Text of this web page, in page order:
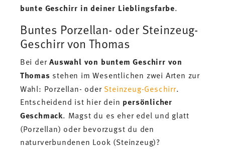
bunte Geschirr in deiner Lieblingsfarbe.
Buntes Porzellan- oder Steinzeug-
Geschirr von Thomas
Bei derAuswahl von buntem Geschirr von
Thomas stehen im Wesentlichen zwei Arten zur
Wahl: Porzellan- oder Steinzeug-Geschirr.
Entscheidend ist hier dein persönlicher
Geschmack. Magst du es eher edel und glatt
(Porzellan) oder bevorzugst du den
naturverbundenen Look (Steinzeug)?